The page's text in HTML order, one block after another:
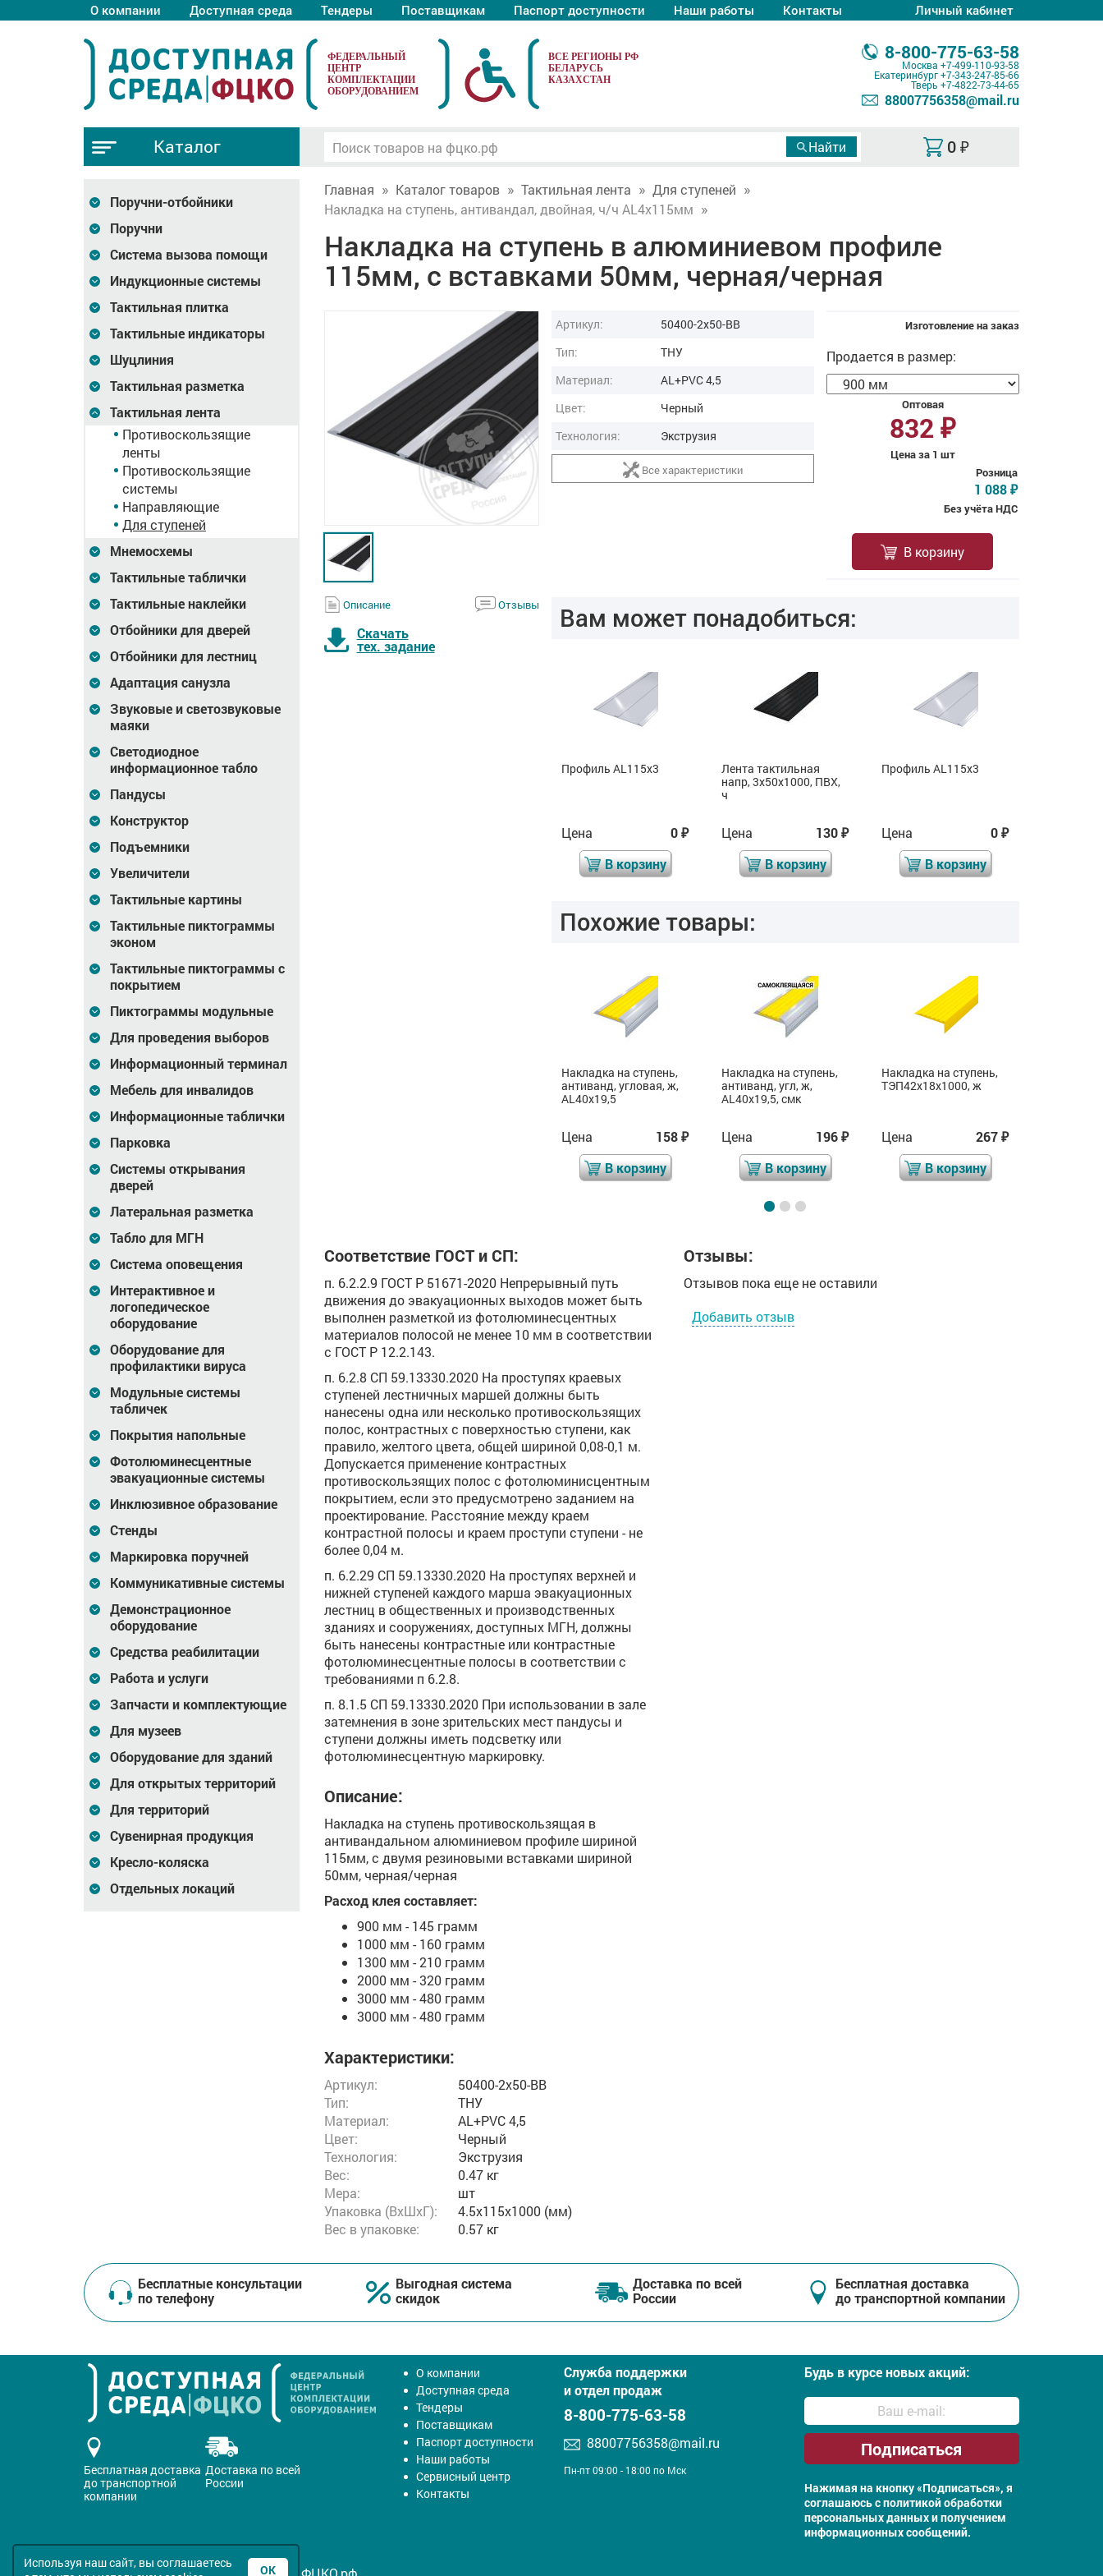
О компании Доступная среда Тендеры Поставщикам Паспорт доступности Наши работы Контакты Личный кабинет
ФЕДЕРАЛЬНЫЙ
ЦЕНТР
КОМПЛЕКТАЦИИ
ОБОРУДОВАНИЕМ
8-800-775-63-58
Москва +7-499-110-93-58
Екатеринбург+7-343-247-85-66
Тверь +7-4822-73-44-65
88007756358@mail.ru
0 ₽
Каталог
Поручни-отбойники
Поручни
Система вызова помощи
Индукционные системы
Тактильная плитка
Тактильные индикаторы
Шуцлиния
Тактильная разметка
Тактильная лента
Противоскользящие
ленты
Противоскользящие
системы
Направляющие
Для ступеней
Мнемосхемы
Тактильные таблички
Тактильные наклейки
Отбойники для дверей
Отбойники для лестниц
Адаптация санузла
Звуковые и светозвуковые
маяки
Светодиодное
информационное табло
Пандусы
Конструктор
Подъемники
Увеличители
Тактильные картины
Тактильные пиктограммы
эконом
Тактильные пиктограммы с
покрытием
Пиктограммы модульные
Для проведения выборов
Информационный терминал
Мебель для инвалидов
Информационные таблички
Парковка
Системы открывания
дверей
Латеральная разметка
Табло для МГН
Система оповещения
Интерактивное и
логопедическое
оборудование
Оборудование для
профилактики вируса
Модульные системы
табличек
Покрытия напольные
Фотолюминесцентные
эвакуационные системы
Инклюзивное образование
Стенды
Маркировка поручней
Коммуникативные системы
Демонстрационное
оборудование
Средства реабилитации
Работа и услуги
Запчасти и комплектующие
Для музеев
Оборудование для зданий
Для открытых территорий
Для территорий
Сувенирная продукция
Кресло-коляска
Отдельных локаций
Главная Каталог товаров Тактильная лента
Для ступеней
Накладка на ступень, антивандал, двойная, ч/ч AL4x115мм
Накладка на ступень в алюминиевом профиле
115мм, с вставками 50мм, черная/черная
Описание Отзывы
Скачать
тех. задание
Изготовление на заказ
Продается в размер:
Оптовая
832 ₽
Цена за 1 шт
Розница
1 088 ₽
Без учёта НДС
В корзину
Артикул:
50400-2x50-BB
Тип:
ТНУ
Материал:
AL+PVC 4,5
Цвет:
Черный
Технология:
Экструзия
Все характеристики
Вам может понадобиться:
Лента тактильная
130
Профиль AL115x3 Профиль AL115x3
Цена 0₽
В корзину
Лента тактильная
напр, 3х50х1000, ПВХ,
ч
Цена 130₽
В корзину
Профиль AL115x3
Цена 0₽
В корзину
Похожие товары:
Накладка на ступень,
антиванд, угловая, ч,
AL40x19,5
Цена
В корзину
Накладка на ступень,
антиванд, ч,
AL170x5,5мм
Накладка на ступень,
антиванд, угловая, ж,
AL40x19,5
Цена 158₽
В корзину
Накладка на ступень,
антиванд, угл, ж,
AL40x19,5, смк
Цена 196₽
В корзину
Накладка на ступень,
ТЭП42x18x1000, ж
Цена 267₽
В корзину
Соответствие ГОСТ и СП:
п. 6.2.2.9 ГОСТ Р 51671-2020 Непрерывный путь
движения до эвакуационных выходов может быть
выполнен разметкой из фотолюминесцентных
материалов полосой не менее 10 мм в соответствии
с ГОСТ Р 12.2.143.
п. 6.2.8 СП 59.13330.2020 На проступях краевых
ступеней лестничных маршей должны быть
нанесены одна или несколько противоскользящих
полос, контрастных с поверхностью ступени, как
правило, желтого цвета, общей шириной 0,08-0,1 м.
Допускается применение контрастных
противоскользящих полос с фотолюминисцентным
покрытием, если это предусмотрено заданием на
проектирование. Расстояние между краем
контрастной полосы и краем проступи ступени - не
более 0,04 м.
п. 6.2.29 СП 59.13330.2020 На проступях верхней и
нижней ступеней каждого марша эвакуационных
лестниц в общественных и производственных
зданиях и сооружениях, доступных МГН, должны
быть нанесены контрастные или контрастные
фотолюминесцентные полосы в соответствии с
требованиями п 6.2.8.
п. 8.1.5 СП 59.13330.2020 При использовании в зале
затемнения в зоне зрительских мест пандусы и
ступени должны иметь подсветку или
фотолюминесцентную маркировку.
Описание:
Накладка на ступень противоскользящая в
антивандальном алюминиевом профиле шириной
115мм, с двумя резиновыми вставками шириной
50мм, черная/черная
Расход клея составляет:
900 мм - 145 грамм
1000 мм - 160 грамм
1300 мм - 210 грамм
2000 мм - 320 грамм
3000 мм - 480 грамм
3000 мм - 480 грамм
Характеристики:
Артикул:
50400-2x50-BB
Тип:
ТНУ
Материал:
AL+PVC 4,5
Цвет:
Черный
Технология:
Экструзия
Вес:
0.47 кг
Мера:
шт
Упаковка (ВхШхГ):
4.5x115x1000 (мм)
Вес в упаковке:
0.57 кг
Отзывы:
Отзывов пока еще не оставили
Добавить отзыв
Бесплатные консультации
по телефону
Выгодная система
скидок
Доставка по всей
России
Бесплатная доставка
до транспортной компании
Бесплатная доставка
до транспортной
компании
Доставка по всей
России
О компании
Доступная среда
Тендеры
Поставщикам
Паспорт доступности
Наши работы
Сервисный центр
Контакты
Служба поддержки
и отдел продаж
8-800-775-63-58
88007756358@mail.ru
Пн-пт 09:00 - 18:00 по Мск
Будь в курсе новых акций:
Нажимая на кнопку «Подписаться», я
соглашаюсь сполитикой обработки
персональных данных и получением
информационных сообщений.
Используя наш сайт, вы соглашаетесь
ОК